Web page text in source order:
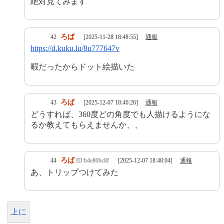
42 ろば [2025-11-28 18:48:55] 通報
https://d.kuku.lu/8u777647v
暇だったからドット絵描いた
43 ろば [2025-12-07 18:46:26] 通報
どうすれば、360度どの角度でも人描けるようにな
るか教えてもらえませんか、、
44 ろば ID:b4e80bc8f [2025-12-07 18:48:04] 通報
あ、トリップつけてみた
上に